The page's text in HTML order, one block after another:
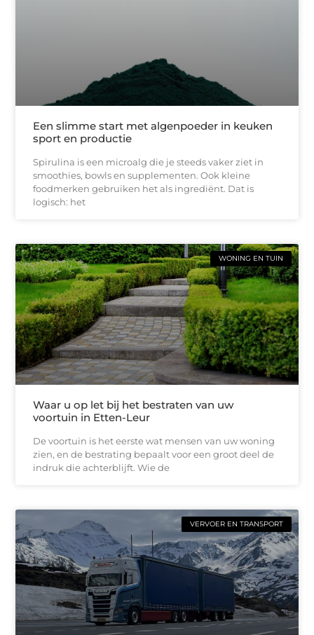
Een slimme start met algenpoeder in keuken
sport en productie
Spirulina is een microalg die je steeds vaker ziet in
smoothies, bowls en supplementen. Ook kleine
foodmerken gebruiken het als ingrediënt. Dat is
logisch: het
WONING EN TUIN
Waar u op let bij het bestraten van uw
voortuin in Etten-Leur
De voortuin is het eerste wat mensen van uw woning
zien, en de bestrating bepaalt voor een groot deel de
indruk die achterblijft. Wie de
VERVOER EN TRANSPORT